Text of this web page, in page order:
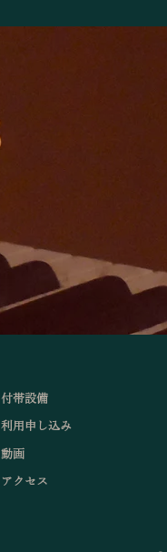
付帯設備
利用申し込み
動画
アクセス